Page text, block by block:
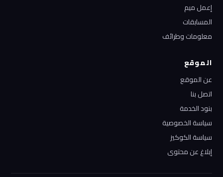
إعمل ميم
المسابقات
معلومات وطرائف
الموقع
عن الموقع
اتصل بنا
بنود الخدمة
سياسة الخصوصية
سياسة الكوكيز
إبلاغ عن محتوى